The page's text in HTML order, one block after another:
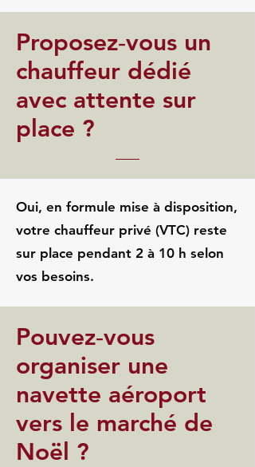
Proposez‑vous un
chauffeur dédié
avec attente sur
place ?
Oui, en formule mise à disposition,
votre chauffeur privé (VTC) reste
sur place pendant 2 à 10 h selon
vos besoins.
Pouvez‑vous
organiser une
navette aéroport
vers le marché de
Noël ?